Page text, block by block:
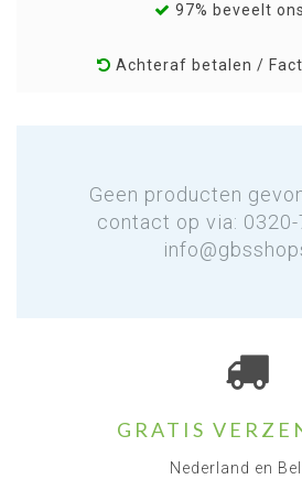
97% beveelt
Achteraf betalen /
Geen producten
contact op via:
GRATIS
Nederland en